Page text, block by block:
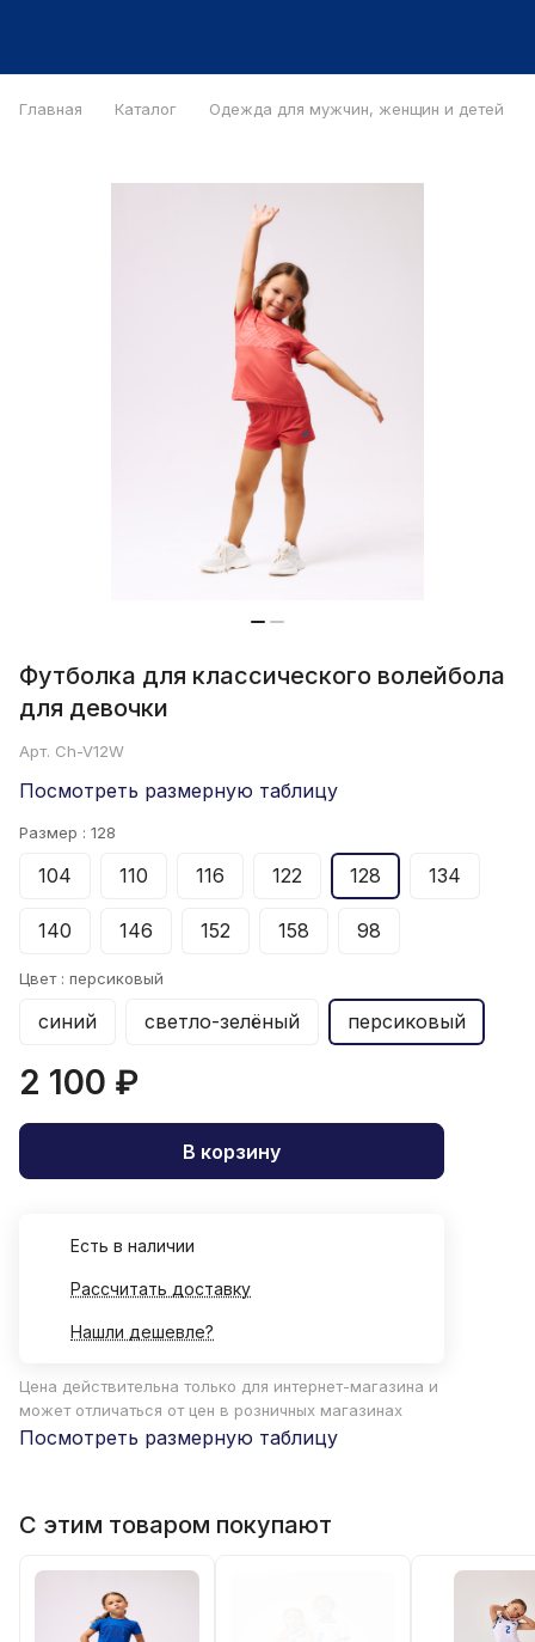
Главная Каталог Одежда для мужчин, женщин и детей
Футболка для классического волейбола
для девочки
Арт. Ch-V12W
Посмотреть размерную таблицу
Размер : 128
104 110 116 122 128 134
140 146 152 158 98
Цвет : персиковый
синий светло-зелёный персиковый
2 100 ₽
В корзину
Есть в наличии
Рассчитать доставку
Нашли дешевле?
Цена действительна только для интернет-магазина и
может отличаться от цен в розничных магазинах
Посмотреть размерную таблицу
С этим товаром покупают